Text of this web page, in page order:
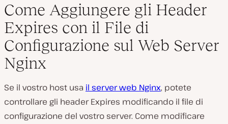
Come Aggiungere gli Header
Expires con il File di
Configurazione sul Web Server
Nginx
Se il vostro host usa il server web Nginx, potete
controllare gli header Expires modificando il file di
configurazione del vostro server. Come modificare